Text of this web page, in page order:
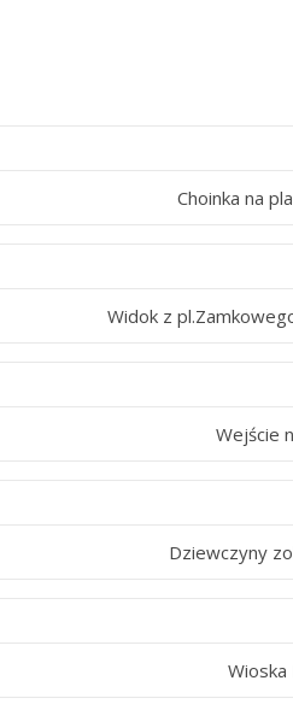
Choinka na
Widok z
Wejście
Dziewczyny
Wioska